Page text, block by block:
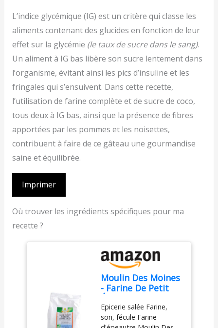
L’indice glycémique (IG) est un critère qui classe les
aliments contenant des glucides en fonction de leur
effet sur la glycémie (le taux de sucre dans le sang).
Un aliment à IG bas libère son sucre lentement dans
l’organisme, évitant ainsi les pics d’insuline et les
fringales qui s’ensuivent. Dans cette recette,
l’utilisation de farine complète et de sucre de coco,
tous deux à IG bas, ainsi que la présence de fibres
apportées par les pommes et les noisettes,
contribuent à faire de ce gâteau une gourmandise
saine et équilibrée.
Imprimer
Où trouver les ingrédients spécifiques pour ma
recette ?
Moulin Des Moines
- Farine De Petit
Complète T150 -
500G - Vendu par
Epicerie salée Farine,
son, fécule Farine